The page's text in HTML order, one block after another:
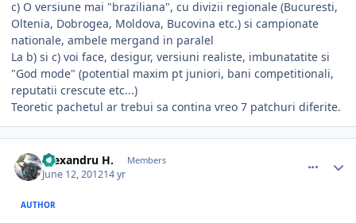
c) O versiune mai "braziliana", cu divizii regionale (Bucuresti,
Oltenia, Dobrogea, Moldova, Bucovina etc.) si campionate
nationale, ambele mergand in paralel
La b) si c) voi face, desigur, versiuni realiste, imbunatatite si
"God mode" (potential maxim pt juniori, bani competitionali,
reputatii crescute etc...)
Teoretic pachetul ar trebui sa contina vreo 7 patchuri diferite.
Alexandru H. Members
June 12, 201214 yr
AUTHOR